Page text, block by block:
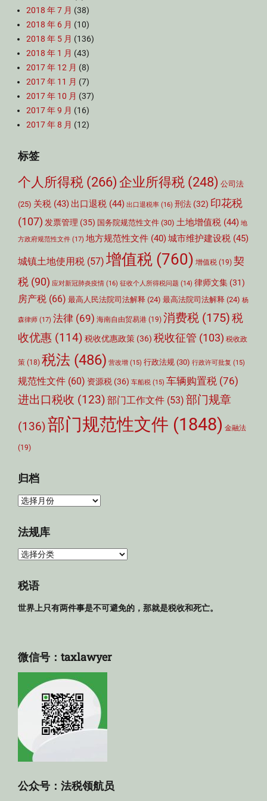
2018 年 7 月 (38)
2018 年 6 月 (10)
2018 年 5 月 (136)
2018 年 1 月 (43)
2017 年 12 月 (8)
2017 年 11 月 (7)
2017 年 10 月 (37)
2017 年 9 月 (16)
2017 年 8 月 (12)
标签
个人所得税 (266) 企业所得税 (248) 公司法
(25) 关税 (43) 出口退税 (44) 出口退税率 (16) 刑法 (32) 印花税
(107) 发票管理 (35) 国务院规范性文件 (30) 土地增值税 (44) 地
方政府规范性文件 (17) 地方规范性文件 (40)城市维护建设税 (45)
城镇土地使用税 (57) 增值税 (760) 增值税 (19) 契
税 (90) 应对新冠肺炎疫情 (16) 征收个人所得税问题 (14) 律师文集 (31)
房产税 (66) 最高人民法院司法解释 (24) 最高法院司法解释 (24) 杨
森律师 (17) 法律 (69) 海南自由贸易港 (19) 消费税 (175)税
收优惠 (114) 税收优惠政策 (36) 税收征管 (103) 税收政
策 (18) 税法 (486) 营改增 (15) 行政法规 (30) 行政许可批复 (15)
规范性文件 (60) 资源税 (36) 车船税 (15) 车辆购置税 (76)
进出口税收 (123) 部门工作文件 (53) 部门规章
(136)部门规范性文件 (1848) 金融法
(19)
归档
归
法规库
法
库
税语
世界上只有两件事是不可避免的，那就是税收和死亡。
微信号：taxlawyer
公众号：法税领航员